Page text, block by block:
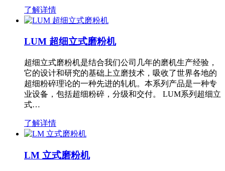
了解详情
LUM 超细立式磨粉机
超细立式磨粉机是结合我们公司几年的磨机生产经验，
它的设计和研究的基础上立磨技术，吸收了世界各地的
超细粉碎理论的一种先进的轧机。本系列产品是一种专
业设备，包括超细粉碎，分级和交付。 LUM系列超细立
式…
了解详情
LM 立式磨粉机